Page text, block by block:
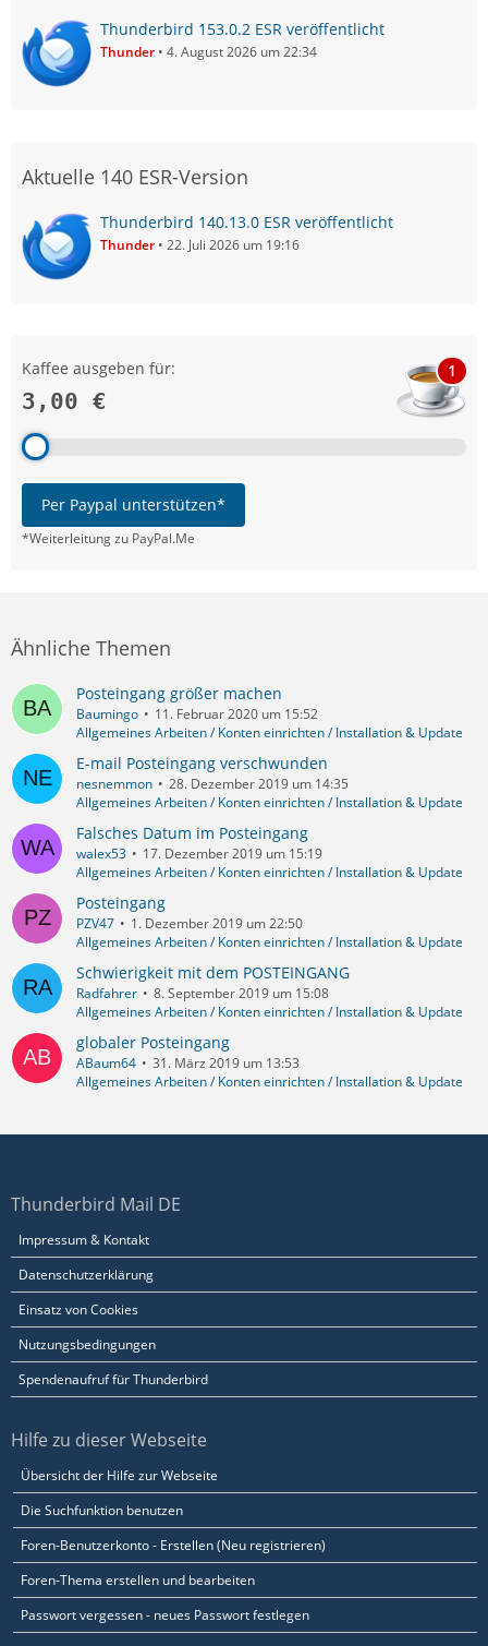
Thunderbird 153.0.2 ESR veröffentlicht
Thunder 4. August 2026 um 22:34
Aktuelle 140 ESR-Version
Thunderbird 140.13.0 ESR veröffentlicht
Thunder 22. Juli 2026 um 19:16
Kaffee ausgeben für:
3,00 €
1
Per Paypal unterstützen*
*Weiterleitung zu PayPal.Me
Ähnliche Themen
Posteingang größer machen
Baumingo
11. Februar 2020 um 15:52
Allgemeines Arbeiten / Konten einrichten / Installation & Update
E-mail Posteingang verschwunden
nesnemmon
28. Dezember 2019 um 14:35
Allgemeines Arbeiten / Konten einrichten / Installation & Update
Falsches Datum im Posteingang
walex53
17. Dezember 2019 um 15:19
Allgemeines Arbeiten / Konten einrichten / Installation & Update
Posteingang
PZV47
1. Dezember 2019 um 22:50
Allgemeines Arbeiten / Konten einrichten / Installation & Update
Schwierigkeit mit dem POSTEINGANG
Radfahrer
8. September 2019 um 15:08
Allgemeines Arbeiten / Konten einrichten / Installation & Update
globaler Posteingang
ABaum64
31. März 2019 um 13:53
Allgemeines Arbeiten / Konten einrichten / Installation & Update
Thunderbird Mail DE
Impressum & Kontakt
Datenschutzerklärung
Einsatz von Cookies
Nutzungsbedingungen
Spendenaufruf für Thunderbird
Hilfe zu dieser Webseite
Übersicht der Hilfe zur Webseite
Die Suchfunktion benutzen
Foren-Benutzerkonto - Erstellen (Neu registrieren)
Foren-Thema erstellen und bearbeiten
Passwort vergessen - neues Passwort festlegen